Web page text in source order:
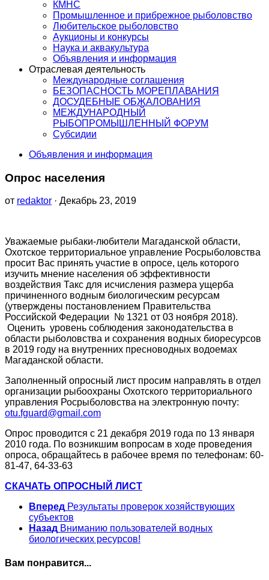
КМНС
Промышленное и прибрежное рыболовство
Любительское рыболовство
Аукционы и конкурсы
Наука и аквакультура
Объявления и информация
Отраслевая деятельность
Международные соглашения
БЕЗОПАСНОСТЬ МОРЕПЛАВАНИЯ
ДОСУДЕБНЫЕ ОБЖАЛОВАНИЯ
МЕЖДУНАРОДНЫЙ
РЫБОПРОМЫШЛЕННЫЙ ФОРУМ
Субсидии
Объявления и информация
Опрос населения
от redaktor · Декабрь 23, 2019
Уважаемые рыбаки-любители Магаданской области,
Охотское территориальное управление Росрыболовства
просит Вас принять участие в опросе, цель которого
изучить мнение населения об эффективности
воздействия Такс для исчисления размера ущерба
причиненного водным биологическим ресурсам
(утверждены постановлением Правительства
Российской Федерации № 1321 от 03 ноября 2018).
Оценить уровень соблюдения законодательства в
области рыболовства и сохранения водных биоресурсов
в 2019 году на внутренних пресноводных водоемах
Магаданской области.
Заполненный опросный лист просим направлять в отдел
организации рыбоохраны Охотского территориального
управления Росрыболовства на электронную почту:
otu.fguard@gmail.com
Опрос проводится с 21 декабря 2019 года по 13 января
2010 года. По возникшим вопросам в ходе проведения
опроса, обращайтесь в рабочее время по телефонам: 60-
81-47, 64-33-63
СКАЧАТЬ ОПРОСНЫЙ ЛИСТ
Вперед Результаты проверок хозяйствующих
субъектов
Назад Вниманию пользователей водных
биологических ресурсов!
Вам понравится...